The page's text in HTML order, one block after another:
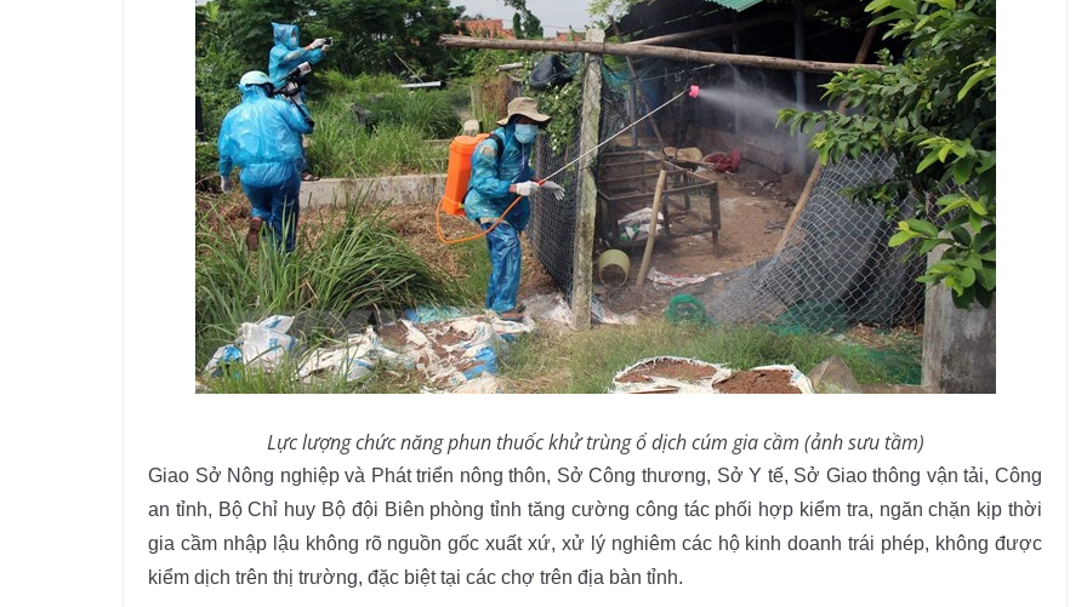
Lực lượng chức năng phun thuốc khử trùng ổ dịch cúm gia cầm (ảnh sưu tầm)
Giao Sở Nông nghiệp và Phát triển nông thôn, Sở Công thương, Sở Y tế, Sở Giao thông vận tải, Công
an tỉnh, Bộ Chỉ huy Bộ đội Biên phòng tỉnh tăng cường công tác phối hợp kiểm tra, ngăn chặn kịp thời
gia cầm nhập lậu không rõ nguồn gốc xuất xứ, xử lý nghiêm các hộ kinh doanh trái phép, không được
kiểm dịch trên thị trường, đặc biệt tại các chợ trên địa bàn tỉnh.